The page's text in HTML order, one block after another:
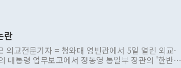
란
외교전문기자 = 청와대 영빈관에서 5일 열린 외교·
대통령 업무보고에서 정동영 통일부 장관의 '한반도